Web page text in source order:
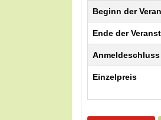
Beginn der
Ende der
Anmeldeschluss
Einzelpreis